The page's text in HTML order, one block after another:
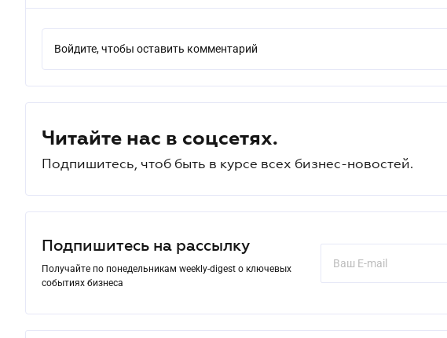
Войдите, чтобы оставить комментарий
Читайте нас в соцсетях.
Подпишитесь, чтоб быть в курсе всех бизнес-новостей.
Подпишитесь на рассылку
Получайте по понедельникам weekly-digest о ключевых
событиях бизнеса